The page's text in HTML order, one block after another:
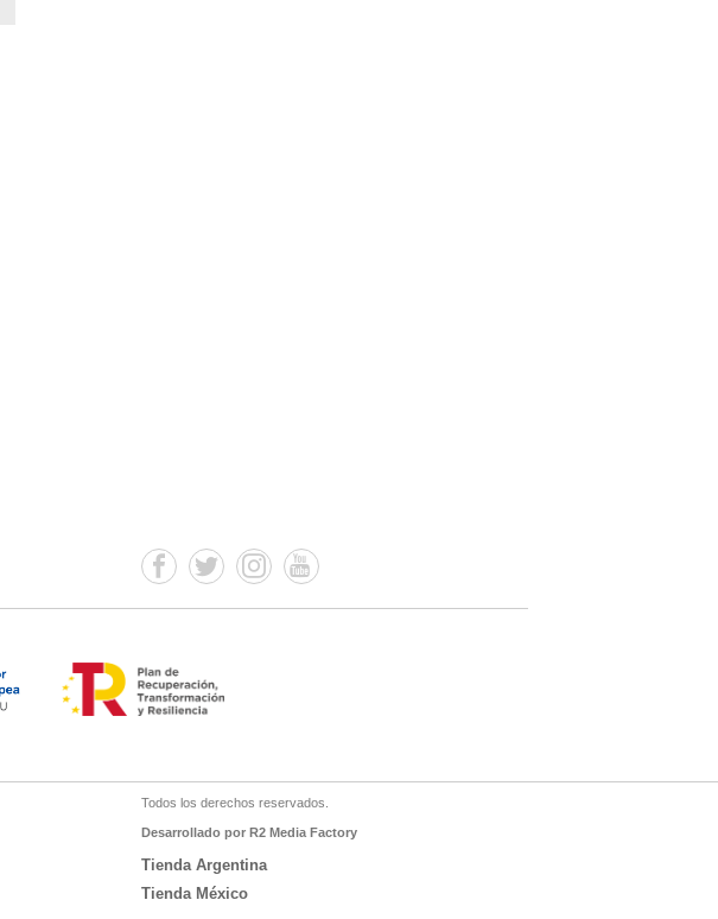
Todos los derechos reservados.
Desarrollado por R2 Media Factory
Tienda Argentina
Tienda México